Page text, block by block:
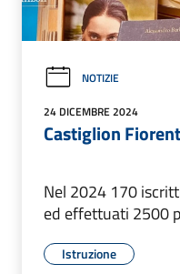
NOTIZIE
24 DICEMBRE 2024
Castiglion
Nel 2024 170
ed effettuati 2500
Istruzione